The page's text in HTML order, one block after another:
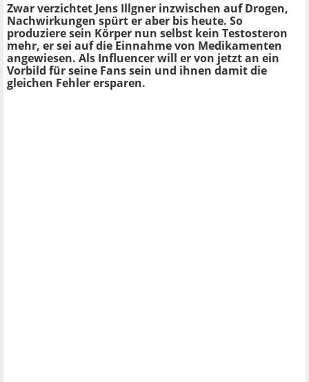
Zwar verzichtet Jens Illgner inzwischen auf Drogen,
Nachwirkungen spürt er aber bis heute. So
produziere sein Körper nun selbst kein Testosteron
mehr, er sei auf die Einnahme von Medikamenten
angewiesen. Als Influencer will er von jetzt an ein
Vorbild für seine Fans sein und ihnen damit die
gleichen Fehler ersparen.